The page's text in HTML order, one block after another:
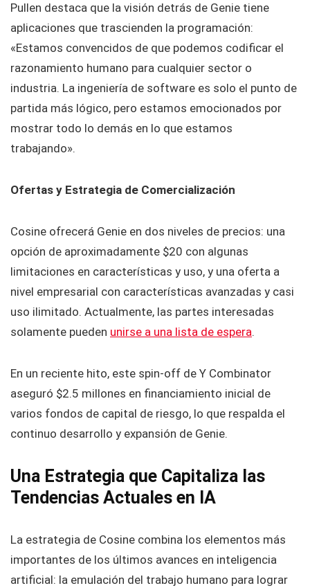
Pullen destaca que la visión detrás de Genie tiene
aplicaciones que trascienden la programación:
«Estamos convencidos de que podemos codificar el
razonamiento humano para cualquier sector o
industria. La ingeniería de software es solo el punto de
partida más lógico, pero estamos emocionados por
mostrar todo lo demás en lo que estamos
trabajando».
Ofertas y Estrategia de Comercialización
Cosine ofrecerá Genie en dos niveles de precios: una
opción de aproximadamente $20 con algunas
limitaciones en características y uso, y una oferta a
nivel empresarial con características avanzadas y casi
uso ilimitado. Actualmente, las partes interesadas
solamente pueden unirse a una lista de espera.
En un reciente hito, este spin-off de Y Combinator
aseguró $2.5 millones en financiamiento inicial de
varios fondos de capital de riesgo, lo que respalda el
continuo desarrollo y expansión de Genie.
Una Estrategia que Capitaliza las
Tendencias Actuales en IA
La estrategia de Cosine combina los elementos más
importantes de los últimos avances en inteligencia
artificial: la emulación del trabajo humano para lograr